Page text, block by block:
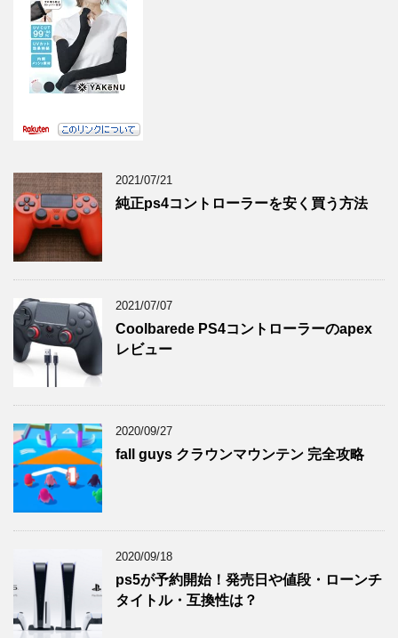
2021/07/21
純正ps4コントローラーを安く買う方法
2021/07/07
Coolbarede PS4コントローラーのapex
レビュー
2020/09/27
fall guys クラウンマウンテン 完全攻略
2020/09/18
ps5が予約開始！発売日や値段・ローンチ
タイトル・互換性は？